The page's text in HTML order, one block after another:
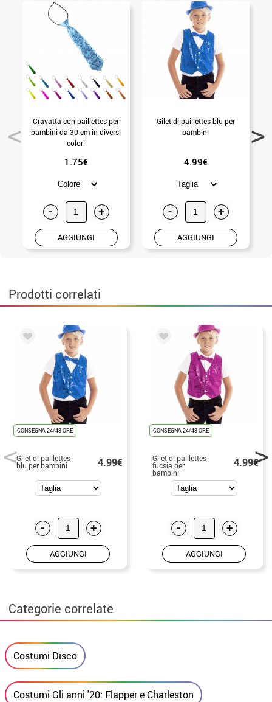
Cravatta con paillettes per
bambini da 30 cm in diversi
colori
1.75€
- +
AGGIUNGI
Gilet di paillettes blu per
bambini
4.99€
- +
AGGIUNGI
Prodotti correlati
CONSEGNA 24/48 ORE
Gilet di paillettes
blu per bambini 4.99€
- +
AGGIUNGI
CONSEGNA 24/48 ORE
Gilet di paillettes
fucsia per
bambini
4.99€
- +
AGGIUNGI
Categorie correlate
Costumi Disco
Costumi Gli anni '20: Flapper e Charleston